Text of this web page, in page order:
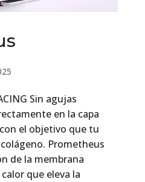
Sin agujas
en la capa
el objetivo que tu
Prometheus
de la membrana
que eleva la